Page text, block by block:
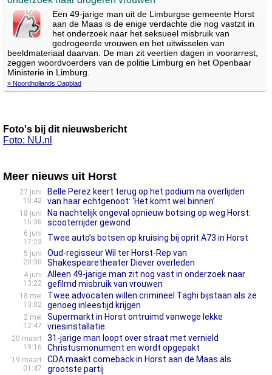
Een 49-jarige man uit de Limburgse gemeente Horst
aan de Maas is de enige verdachte die nog vastzit in
het onderzoek naar het seksueel misbruik van
gedrogeerde vrouwen en het uitwisselen van
beeldmateriaal daarvan. De man zit veertien dagen in voorarrest,
zeggen woordvoerders van de politie Limburg en het Openbaar
Ministerie in Limburg.
» Noordhollands Dagblad
Foto's bij dit nieuwsbericht
Foto: NU.nl
Meer nieuws uit Horst
27 juni
10:42
Belle Perez keert terug op het podium na overlijden
van haar echtgenoot: ‘Het komt wel binnen’
18 juni
16:36
Na nachtelijk ongeval opnieuw botsing op weg Horst:
scooterrijder gewond
6 juni
17:23
Twee auto’s botsen op kruising bij oprit A73 in Horst
5 juni
20:30
Oud-regisseur Wil ter Horst-Rep van
Shakespearetheater Diever overleden
4 juni
13:22
Alleen 49-jarige man zit nog vast in onderzoek naar
gefilmd misbruik van vrouwen
18 mei
13:02
Twee advocaten willen crimineel Taghi bijstaan als ze
genoeg inleestijd krijgen
2 mei
12:47
Supermarkt in Horst ontruimd vanwege lekke
vriesinstallatie
20 maart
19:16
31-jarige man loopt over straat met vernield
Christusmonument en wordt opgepakt
19 maart
01:47
CDA maakt comeback in Horst aan de Maas als
grootste partij